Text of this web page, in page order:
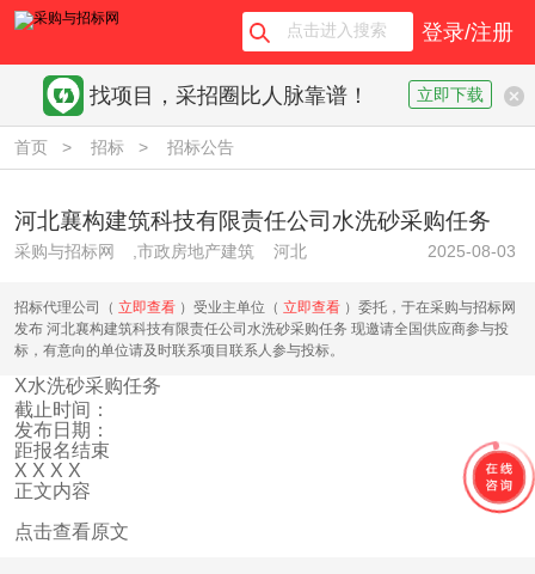
登录/注册
找项目，采招圈比人脉靠谱！ 立即下载
首页 > 招标 > 招标公告
河北襄构建筑科技有限责任公司水洗砂采购任务
采购与招标网 ,市政房地产建筑 河北 2025-08-03
招标代理公司（ 立即查看 ）受业主单位（ 立即查看 ）委托，于在采购与招标网
发布 河北襄构建筑科技有限责任公司水洗砂采购任务 现邀请全国供应商参与投
标，有意向的单位请及时联系项目联系人参与投标。
X水洗砂采购任务
截止时间：
发布日期：
距报名结束
X X X X
正文内容
点击查看原文